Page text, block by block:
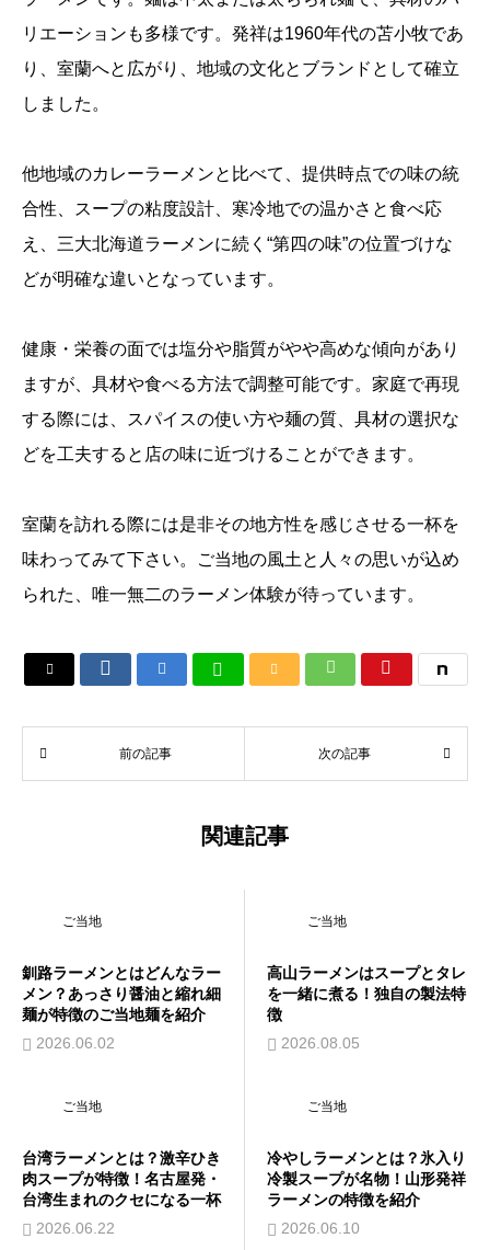
リエーションも多様です。発祥は1960年代の苫小牧であ
り、室蘭へと広がり、地域の文化とブランドとして確立
しました。
他地域のカレーラーメンと比べて、提供時点での味の統
合性、スープの粘度設計、寒冷地での温かさと食べ応
え、三大北海道ラーメンに続く“第四の味”の位置づけな
どが明確な違いとなっています。
健康・栄養の面では塩分や脂質がやや高めな傾向があり
ますが、具材や食べる方法で調整可能です。家庭で再現
する際には、スパイスの使い方や麺の質、具材の選択な
どを工夫すると店の味に近づけることができます。
室蘭を訪れる際には是非その地方性を感じさせる一杯を
味わってみて下さい。ご当地の風土と人々の思いが込め
られた、唯一無二のラーメン体験が待っています。
     
前の記事 次の記事
関連記事
ご当地
釧路ラーメンとはどんなラー
メン？あっさり醤油と縮れ細
麺が特徴のご当地麺を紹介
2026.06.02
ご当地
高山ラーメンはスープとタレ
を一緒に煮る！独自の製法特
徴
2026.08.05
ご当地
台湾ラーメンとは？激辛ひき
肉スープが特徴！名古屋発・
台湾生まれのクセになる一杯
2026.06.22
ご当地
冷やしラーメンとは？氷入り
冷製スープが名物！山形発祥
ラーメンの特徴を紹介
2026.06.10